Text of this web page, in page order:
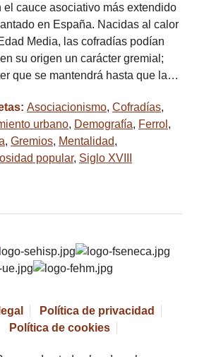
el cauce asociativo más extendido
en España. Nacidas al calor
Media, las cofradías podían
su origen un carácter gremial;
que se mantendrá hasta que la…
Asociacionismo, Cofradías,
urbano, Demografía, Ferrol ,
, Gremios, Mentalidad,
popular, Siglo XVIII
Política de privacidad
Política de cookies